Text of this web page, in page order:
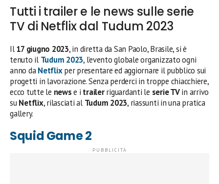
Tutti i trailer e le news sulle serie
TV di Netflix dal Tudum 2023
Il17 giugno 2023, in diretta da San Paolo, Brasile, si è
tenuto il Tudum 2023, l’evento globale organizzato ogni
anno daNetflix per presentare ed aggiornare il pubblico sui
progetti in lavorazione. Senza perderci in troppe chiacchiere,
ecco tutte le newse i trailerriguardanti le serie TVin arrivo
suNetflix, rilasciati al Tudum 2023, riassunti in una pratica
gallery.
Squid Game 2